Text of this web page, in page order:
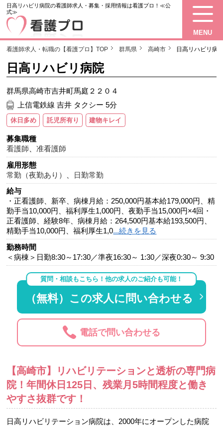
日高リハビリ病院の看護師求人・募集・採用情報は看護プロ！≪公
式≫
MENU
看護師求人・転職の【看護プロ】TOP 群馬県 高崎市 日高リハビリ病
日高リハビリ病院
群馬県高崎市吉井町馬庭２２０４
上信電鉄線 吉井 タクシー 5分
休日多め 託児所有り 建物キレイ
募集職種
看護師 、准看護師
雇用形態
常勤（夜勤あり）
日勤常勤
給与
・正看護師、新卒、病棟月給：250,000円基本給179,000円、精
勤手当10,000円、福利厚生1,000円、夜勤手当15,000円×4回・
正看護師、経験8年、病棟月給：264,500円基本給193,500円、
精勤手当10,000円、福利厚生1,0...続きを見る
勤務時間
＜病棟＞日勤8:30～17:30／準夜16:30～ 1:30／深夜0:30～ 9:30
質問・相談もこちら！他の求人のご紹介も可能！
（無料）この求人に問い合わせる
電話で問い合わせる
【高崎市】リハビリテーションと透析の専門病
院！年間休日125日、残業月5時間程度と働き
やすさ抜群です！
日高リハビリテーション病院は、2000年にオープンした病院